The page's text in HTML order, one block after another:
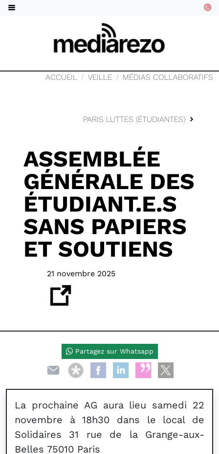
ACCUEIL VEILLE MÉDIAS COLLABORATIFS
PARIS LUTTES (ÉTUDIANTES)
ASSEMBLÉE
GÉNÉRALE DES
ÉTUDIANT.E.S
SANS PAPIERS
ET SOUTIENS
21 novembre 2025
La prochaine AG aura lieu samedi 22
novembre à 18h30 dans le local de
Solidaires 31 rue de la Grange-aux-
Belles 75010 Paris
Partagez sur Whatsapp